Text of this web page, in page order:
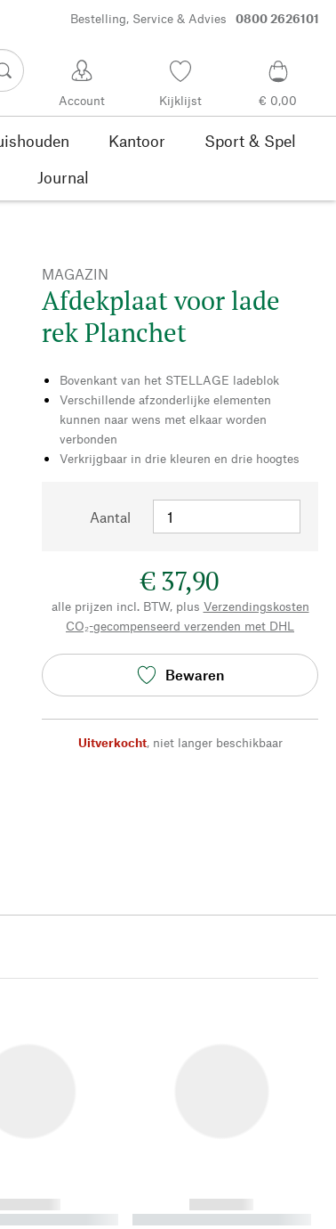
Bestelling, Service & Advies 0800 2626101
Account Kijklijst € 0,00
Kantoor
Sport & Spel
Journal
MAGAZIN
Afdekplaat voor lade
rek Planchet
Bovenkant van het STELLAGE ladeblok
Verschillende afzonderlijke elementen
kunnen naar wens met elkaar worden
verbonden
Verkrijgbaar in drie kleuren en drie hoogtes
Aantal
€ 37,90
alle prijzen incl. BTW, plus Verzendingskosten
CO₂-gecompenseerd verzenden met DHL
Bewaren
Uitverkocht, niet langer beschikbaar
----------
------------
----------- ----------- ----------